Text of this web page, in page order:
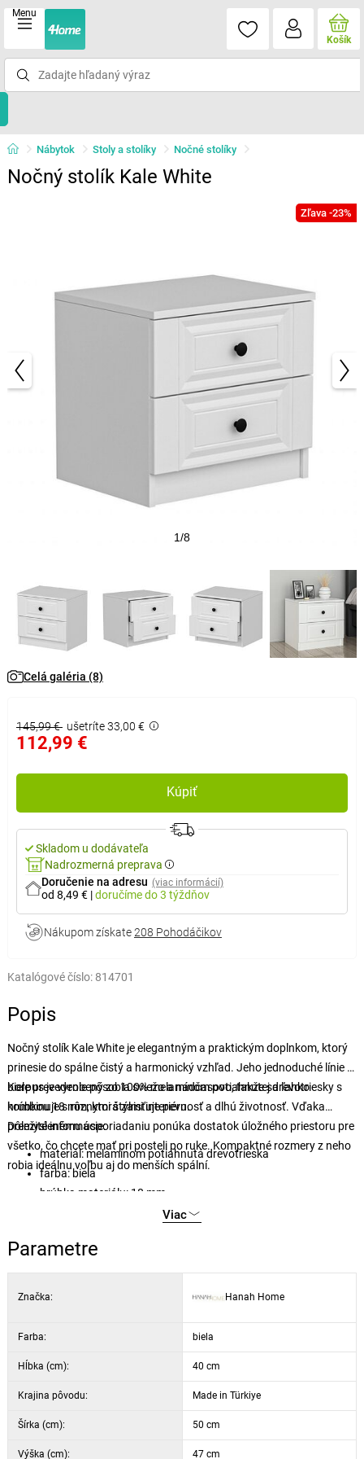
Menu
Košík
Nábytok Stoly a stolíky Nočné stolíky
Nočný stolík Kale White
Zľava -23%
1/8
Celá galéria (8)
145,99 € ušetríte 33,00 €
112,99 €
Kúpiť
Skladom u dodávateľa
Nadrozmerná preprava
Doručenie na adresu (viac informácií)
od 8,49 € |doručímedo 3 týždňov
Nákupom získate208 Pohodáčikov
Katalógové číslo: 814701
Popis
Nočný stolík Kale White je elegantným a praktickým doplnkom, ktorý
prinesie do spálne čistý a harmonický vzhľad. Jeho jednoduché línie a
biele prevedenie pôsobia sviežo a nadčasovo, takže sa ľahko
kombinuje s rôznymi štýlmi interiéru.
Korpus je vyrobený zo 100% melamínom potiahnutej drevotriesky s
hrúbkou 18 mm, ktorá zaisťuje pevnosť a dlhú životnosť. Vďaka
premyslenému usporiadaniu ponúka dostatok úložného priestoru pre
všetko, čo chcete mať pri posteli po ruke. Kompaktné rozmery z neho
robia ideálnu voľbu aj do menších spální.
Dôležité informácie:
materiál: melamínom potiahnutá drevotrieska
farba: biela
hrúbka materiálu: 18 mm
rozmery: 50 × 40 × 47 cmViac
Parametre
Značka: Hanah Home
Farba: biela
Hĺbka (cm): 40 cm
Krajina pôvodu: Made in Türkiye
Šírka (cm): 50 cm
Výška (cm): 47 cm